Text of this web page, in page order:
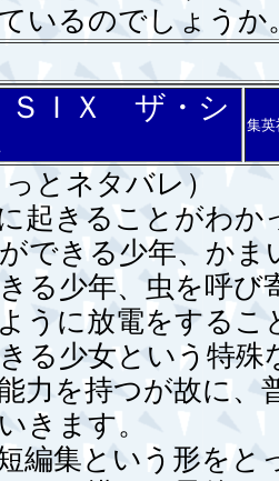
いるのでしょうか
ＳＩＸ ザ・シ
集英
とネタバレ）
起きることがわか
できる少年、か
る少年、虫を呼
うに放電をするこ
る少女という特殊
力を持つが故に、
きます。
編集という形をと